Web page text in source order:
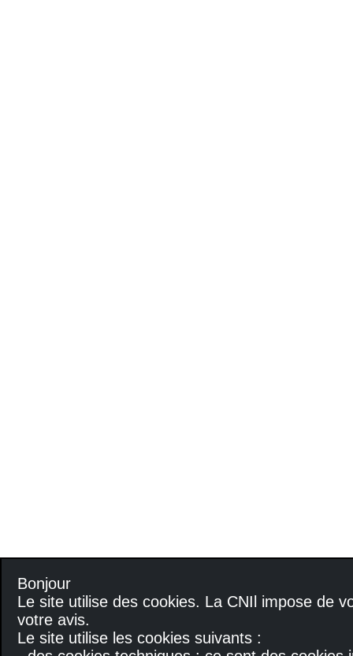
Bonjour
Le site utilise des cookies. La CNIl impose de
votre avis.
Le site utilise les cookies suivants :